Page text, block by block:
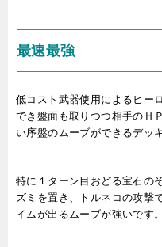
最速最強
低コスト武器使用によるヒー
でき盤面も取りつつ相手のＨ
い序盤のムーブができるデッ
特に１ターン目おどる宝石の
ズミを置き、トルネコの攻撃
イムが出るムーブが強いです。